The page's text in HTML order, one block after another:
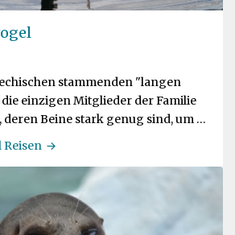
stammenden "langen
einzigen Mitglieder der Familie
Beine stark genug sind, um an